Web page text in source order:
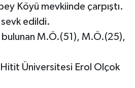
Köyü mevkiinde çarpıştı.
sevk edildi.
bulunan M.Ö.(51), M.Ö.(25),
Hitit Üniversitesi Erol Olçok